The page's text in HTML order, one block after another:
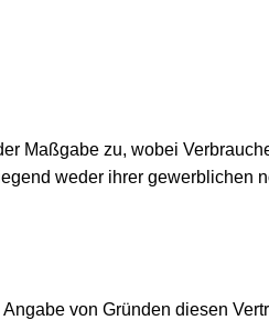
Maßgabe zu, wobei
weder ihrer gewerblichen
von Gründen diesen